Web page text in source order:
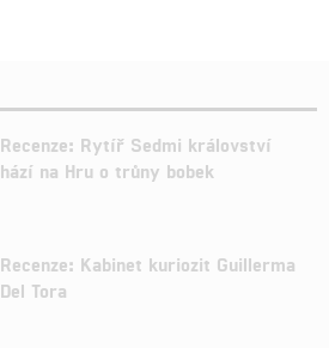
Recenze: Rytíř Sedmi království
hází na Hru o trůny bobek
Recenze: Kabinet kuriozit Guillerma
Del Tora